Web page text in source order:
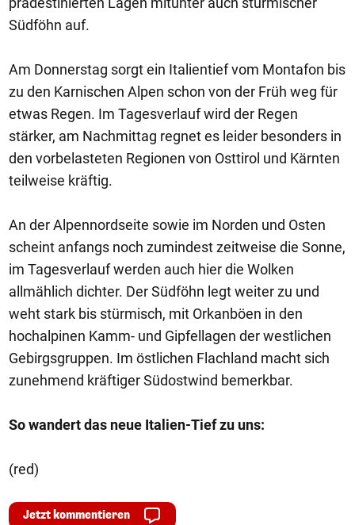
Südföhn auf.
Am Donnerstag sorgt ein Italientief vom Montafon bis
zu den Karnischen Alpen schon von der Früh weg für
etwas Regen. Im Tagesverlauf wird der Regen
stärker, am Nachmittag regnet es leider besonders in
den vorbelasteten Regionen von Osttirol und Kärnten
teilweise kräftig.
An der Alpennordseite sowie im Norden und Osten
scheint anfangs noch zumindest zeitweise die Sonne,
im Tagesverlauf werden auch hier die Wolken
allmählich dichter. Der Südföhn legt weiter zu und
weht stark bis stürmisch, mit Orkanböen in den
hochalpinen Kamm- und Gipfellagen der westlichen
Gebirgsgruppen. Im östlichen Flachland macht sich
zunehmend kräftiger Südostwind bemerkbar.
So wandert das neue Italien-Tief zu uns:
(red)
Jetzt kommentieren